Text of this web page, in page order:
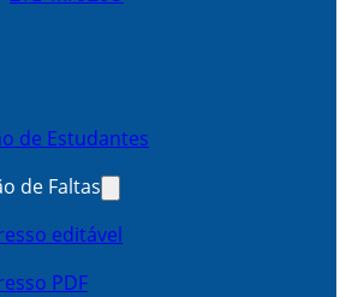
de Estudantes
de Faltas
editável
PDF